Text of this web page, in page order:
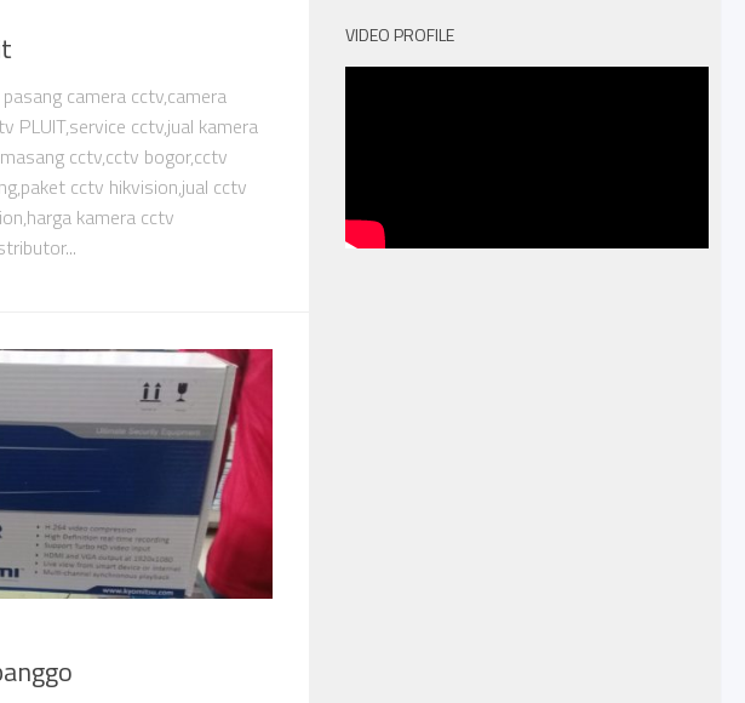
camera cctv,camera
PLUIT,service cctv,jual kamera
cctv,cctv bogor,cctv
cctv hikvision,jual cctv
kamera cctv
VIDEO PROFILE